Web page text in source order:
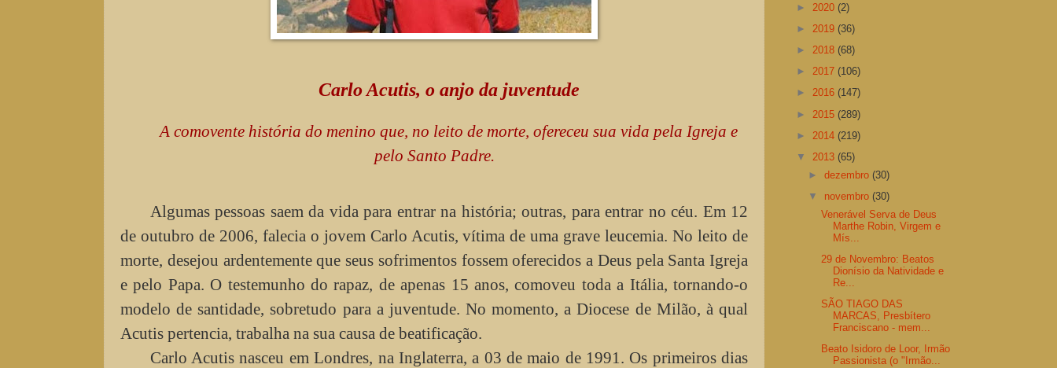
Carlo Acutis, o anjo da juventude
A comovente história do menino que, no leito de morte, ofereceu sua vida pela Igreja e
pelo Santo Padre.
Algumas pessoas saem da vida para entrar na história; outras, para entrar no céu. Em 12
de outubro de 2006, falecia o jovem Carlo Acutis, vítima de uma grave leucemia. No leito de
morte, desejou ardentemente que seus sofrimentos fossem oferecidos a Deus pela Santa Igreja
e pelo Papa. O testemunho do rapaz, de apenas 15 anos, comoveu toda a Itália, tornando-o
modelo de santidade, sobretudo para a juventude. No momento, a Diocese de Milão, à qual
Acutis pertencia, trabalha na sua causa de beatificação.
Carlo Acutis nasceu em Londres, na Inglaterra, a 03 de maio de 1991. Os primeiros dias
► 2020 (2)
► 2019 (36)
► 2018 (68)
► 2017 (106)
► 2016 (147)
► 2015 (289)
► 2014 (219)
▼ 2013 (65)
►dezembro(30)
▼ novembro(30)
Venerável Serva de Deus
Marthe Robin, Virgem e
Mís...
29 de Novembro: Beatos
Dionísio da Natividade e
Re...
SÃO TIAGO DAS
MARCAS, Presbítero
Franciscano - mem...
Beato Isidoro de Loor, Irmão
Passionista (o "Irmão...